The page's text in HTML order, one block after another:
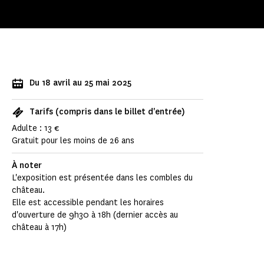
Du 18 avril au 25 mai 2025
Tarifs (compris dans le billet d'entrée)
Adulte : 13 €
Gratuit pour les moins de 26 ans
À noter
L'exposition est présentée dans les combles du
château.
Elle est accessible pendant les horaires
d'ouverture de 9h30 à 18h (dernier accès au
château à 17h)